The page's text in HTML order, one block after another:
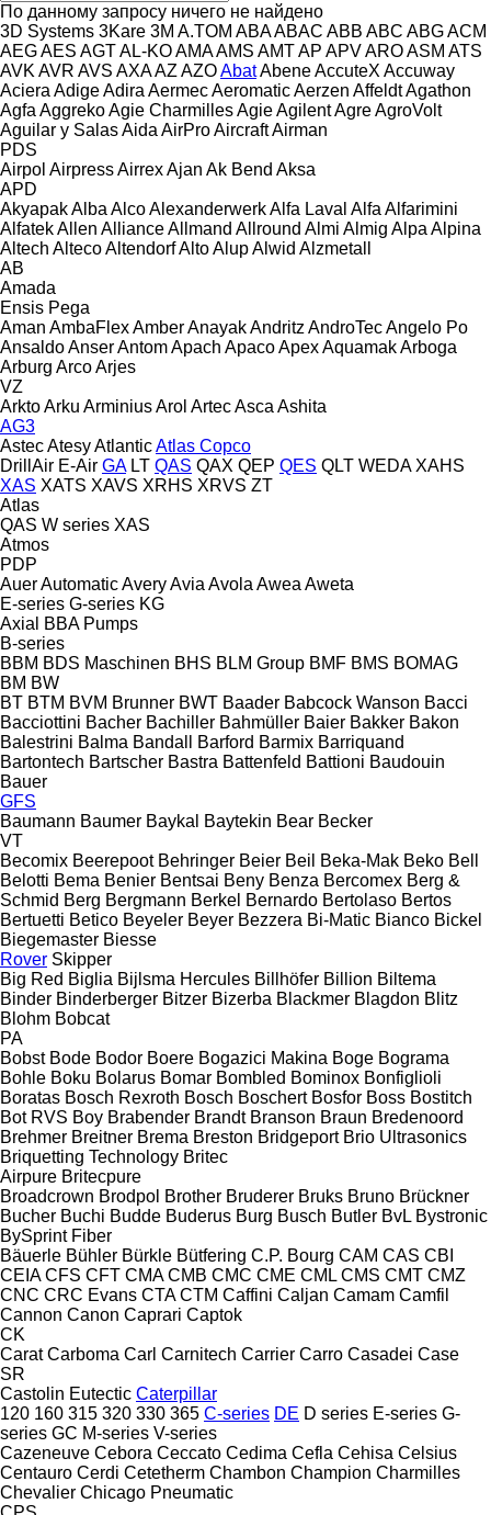
По данному запросу ничего не найдено
3D Systems 3Kare 3M A.TOM ABAABAC ABB ABC ABGACM
AEGAES AGTAL-KOAMAAMS AMTAP APVAROASM ATS
AVK AVR AVS AXAAZ AZOAbatAbeneAccuteX Accuway
Aciera AdigeAdira AermecAeromaticAerzen AffeldtAgathon
Agfa AggrekoAgie CharmillesAgieAgilentAgreAgroVolt
Aguilar y SalasAida AirProAircraftAirman
PDS
Airpol AirpressAirrexAjan Ak Bend Aksa
APD
AkyapakAlba AlcoAlexanderwerkAlfa Laval Alfa Alfarimini
AlfatekAllen AllianceAllmand Allround Almi Almig Alpa Alpina
Altech AltecoAltendorfAltoAlupAlwid Alzmetall
AB
Amada
Ensis Pega
Aman AmbaFlexAmberAnayakAndritz AndroTecAngelo Po
AnsaldoAnserAntomApach ApacoApexAquamakArboga
Arburg ArcoArjes
VZ
ArktoArku ArminiusArol ArtecAsca Ashita
AG3
AstecAtesyAtlanticAtlas Copco
DrillAir E-Air GA LT QAS QAX QEP QES QLT WEDA XAHS
XAS XATS XAVS XRHS XRVS ZT
Atlas
QAS W series XAS
Atmos
PDP
AuerAutomaticAveryAvia Avola Awea Aweta
E-series G-series KG
Axial
BBA Pumps
B-series
BBM BDS Maschinen BHS BLM Group BMF BMS BOMAG
BM BW
BT BTM BVM Brunner BWT Baader Babcock Wanson Bacci
Bacciottini Bacher Bachiller Bahmüller Baier Bakker Bakon
Balestrini Balma Bandall Barford Barmix Barriquand
Bartontech Bartscher Bastra Battenfeld Battioni Baudouin
Bauer
GFS
Baumann Baumer Baykal Baytekin Bear Becker
VT
Becomix Beerepoot Behringer Beier Beil Beka-Mak Beko Bell
Belotti Bema Benier Bentsai Beny Benza Bercomex Berg &
Schmid Berg Bergmann Berkel Bernardo Bertolaso Bertos
Bertuetti Betico Beyeler Beyer Bezzera Bi-Matic Bianco Bickel
Biegemaster Biesse
Rover Skipper
Big Red Biglia Bijlsma Hercules Billhöfer Billion Biltema
Binder Binderberger Bitzer Bizerba Blackmer Blagdon Blitz
Blohm Bobcat
PA
Bobst Bode Bodor Boere Bogazici Makina Boge Bograma
Bohle Boku Bolarus Bomar Bombled Bominox Bonfiglioli
Boratas Bosch Rexroth Bosch Boschert Bosfor Boss Bostitch
Bot RVS Boy Brabender Brandt Branson Braun Bredenoord
Brehmer Breitner Brema Breston Bridgeport Brio Ultrasonics
Briquetting Technology Britec
Airpure Britecpure
Broadcrown Brodpol Brother Bruderer Bruks Bruno Brückner
Bucher Buchi Budde Buderus Burg Busch Butler BvL Bystronic
BySprint Fiber
Bäuerle Bühler Bürkle Bütfering C.P. Bourg CAM CAS CBI
CEIA CFS CFT CMA CMB CMC CME CML CMS CMT CMZ
CNC CRC Evans CTA CTM Caffini Caljan Camam Camfil
Cannon Canon Caprari Captok
CK
Carat Carboma Carl Carnitech Carrier Carro Casadei Case
SR
Castolin Eutectic Caterpillar
120 160 315 320 330 365 C-series DE D series E-series G-
series GC M-series V-series
Cazeneuve Cebora Ceccato Cedima Cefla Cehisa Celsius
Centauro Cerdi Cetetherm Chambon Champion Charmilles
Chevalier Chicago Pneumatic